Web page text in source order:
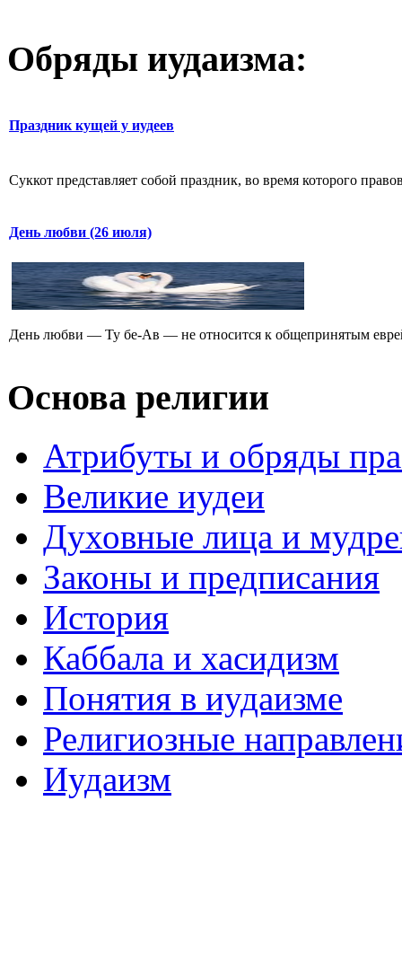
Обряды иудаизма:
Праздник кущей у иудеев
Суккот представляет собой праздник, во время которого
День любви (26 июля)
День любви — Ту бе-Ав — не относится к общепринятым
Основа религии
Атрибуты и обряды
Великие иудеи
Духовные лица и
Законы и предписания
История
Каббала и хасидизм
Понятия в иудаизме
Религиозные
Иудаизм